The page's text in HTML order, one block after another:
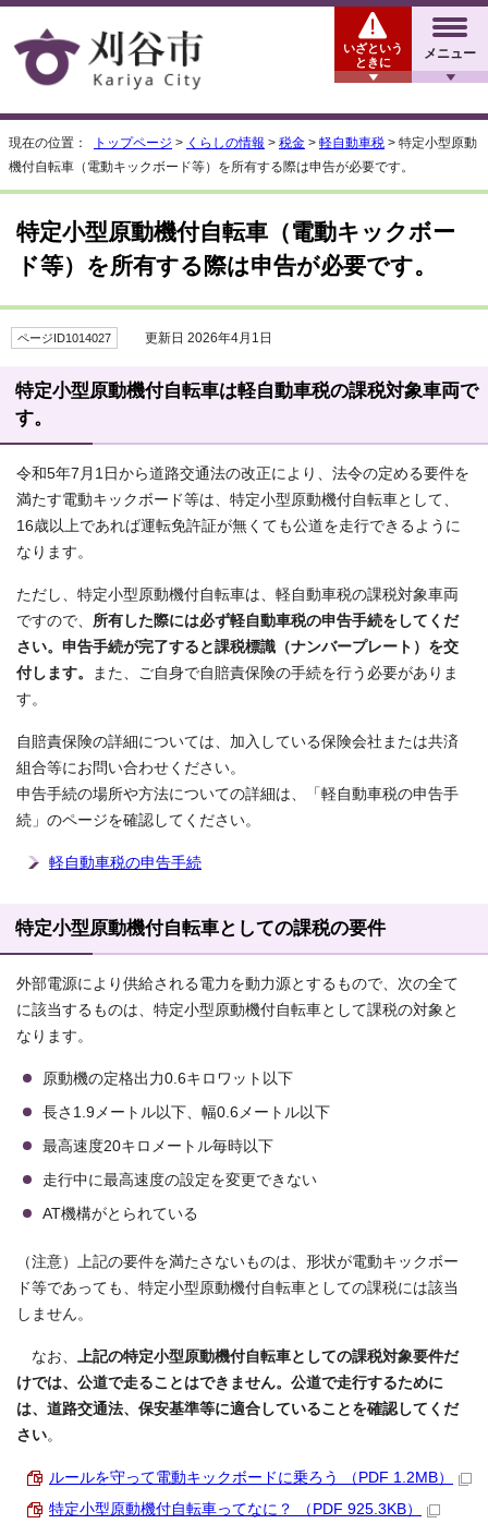
メニュー
いざという
ときに
現在の位置： トップページ > くらしの情報 > 税金 > 軽自動車税 > 特定小型原動
機付自転車（電動キックボード等）を所有する際は申告が必要です。
特定小型原動機付自転車（電動キックボー
ド等）を所有する際は申告が必要です。
ページID1014027 更新日 2026年4月1日
特定小型原動機付自転車は軽自動車税の課税対象車両で
す。
令和5年7月1日から道路交通法の改正により、法令の定める要件を
満たす電動キックボード等は、特定小型原動機付自転車として、
16歳以上であれば運転免許証が無くても公道を走行できるように
なります。
ただし、特定小型原動機付自転車は、軽自動車税の課税対象車両
ですので、 所有した際には必ず軽自動車税の申告手続をしてくだ
さい。申告手続が完了すると課税標識（ナンバープレート）を交
付します。
また、ご自身で自賠責保険の手続を行う必要がありま
す。
自賠責保険の詳細については、加入している保険会社または共済
組合等にお問い合わせください。
申告手続の場所や方法についての詳細は、「軽自動車税の申告手
続」のページを確認してください。
軽自動車税の申告手続
特定小型原動機付自転車としての課税の要件
外部電源により供給される電力を動力源とするもので、次の全て
に該当するものは、特定小型原動機付自転車として課税の対象と
なります。
原動機の定格出力0.6キロワット以下
長さ1.9メートル以下、幅0.6メートル以下
最高速度20キロメートル毎時以下
走行中に最高速度の設定を変更できない
AT機構がとられている
（注意）上記の要件を満たさないものは、形状が電動キックボー
ド等であっても、特定小型原動機付自転車としての課税には該当
しません。
なお、 上記の特定小型原動機付自転車としての課税対象要件だ
けでは、公道で走ることはできません。公道で走行するために
は、道路交通法、保安基準等に適合していることを確認してくだ
さい。
ルールを守って電動キックボードに乗ろう （PDF 1.2MB）
特定小型原動機付自転車ってなに？ （PDF 925.3KB）